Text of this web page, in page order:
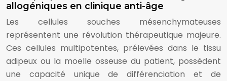
allogéniques en clinique anti-âge
Les cellules souches mésenchymateuses
représentent une révolution thérapeutique majeure.
Ces cellules multipotentes, prélevées dans le tissu
adipeux ou la moelle osseuse du patient, possèdent
une capacité unique de différenciation et de